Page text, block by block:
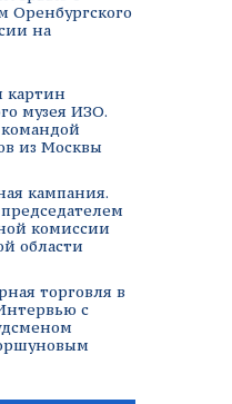
Оренбургского
на
картин
музея ИЗО.
из Москвы
кампания.
комиссии
области
торговля в
с